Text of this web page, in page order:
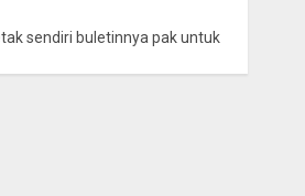
sendiri buletinnya pak untuk